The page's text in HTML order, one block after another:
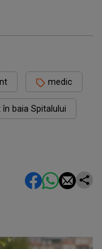
medic
baia Spitalului